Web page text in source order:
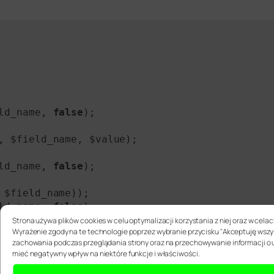
Strona używa plików cookies w celu optymalizacji korzystania z niej oraz w
Wyrażenie zgody na te technologie poprzez wybranie przycisku "Akceptuję
zachowania podczas przeglądania strony oraz na przechowywanie informacji
mieć negatywny wpływ na niektóre funkcje i właściwości.
false );
$field_name, $value);
false );
$field_name));
false);